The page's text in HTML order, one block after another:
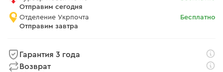
Отправим сегодня
Отделение Укрпочта
Отправим завтра
Бесплатно
Гарантия 3 года
Возврат